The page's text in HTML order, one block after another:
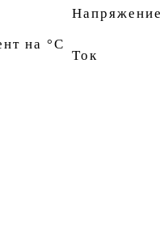
на °C
Ток